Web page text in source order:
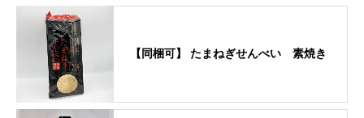
【同梱可】 たまねぎせんべい 素焼き